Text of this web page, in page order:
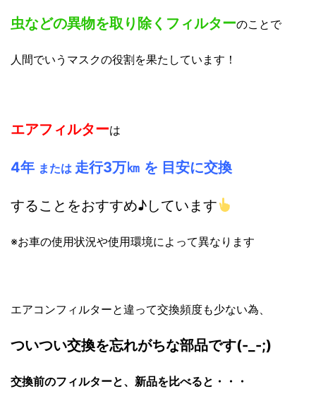
虫などの異物を取り除くフィルターのことで
人間でいうマスクの役割を果たしています！
エアフィルターは
4年 または 走行3万㎞ を 目安に交換
することをおすすめ♪しています
※お車の使用状況や使用環境によって異なります
エアコンフィルターと違って交換頻度も少ない為、
ついつい交換を忘れがちな部品です(-_-;)
交換前のフィルターと、新品を比べると・・・